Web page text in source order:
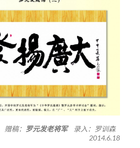
赠稿： 罗元发老将军录入：罗训森
2014.6.18